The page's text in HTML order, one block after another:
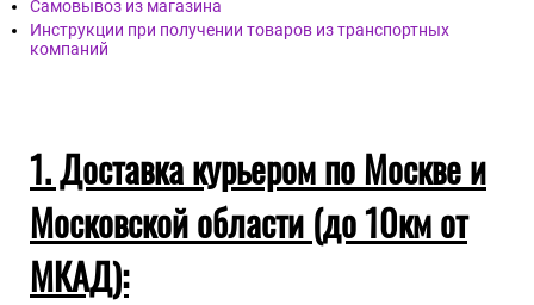
Самовывоз из магазина
Инструкции при получении товаров из транспортных
компаний
1. Доставка курьером по Москве и
Московской области (до 10км от
МКАД):